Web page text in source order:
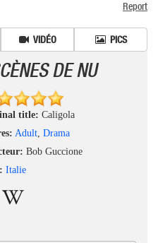
Report
VIDÉO PICS
DE NU
title: Caligola
Adult, Drama
Bob Guccione
Italie